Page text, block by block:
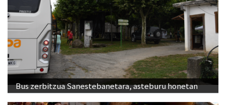
Bus zerbitzua Sanestebanetara, asteburu honetan